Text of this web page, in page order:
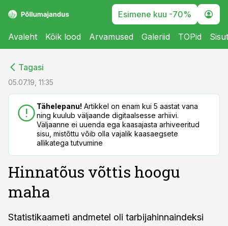
Esimene kuu -70%
Avaleht Kõik lood Arvamused Galeriid TOPid
Tagasi
05.07.19, 11:35
Tähelepanu! Artikkel on enam kui 5 aastat vana
ning kuulub väljaande digitaalsesse arhiivi.
Väljaanne ei uuenda ega kaasajasta arhiveeritud
sisu, mistõttu võib olla vajalik kaasaegsete
allikatega tutvumine
Hinnatõus võttis hoogu
maha
Statistikaameti andmetel oli tarbijahinnaindeksi